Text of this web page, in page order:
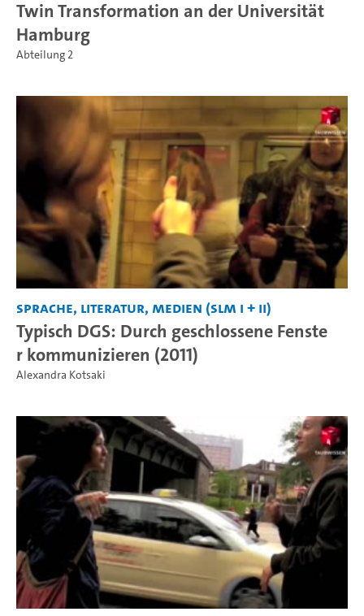
Twin Transformation an der Universität
Hamburg
Abteilung 2
Sprache, Literatur, Medien (SLM I + II)
Typisch DGS: Durch geschlossene Fenste
r kommunizieren (2011)
Alexandra Kotsaki